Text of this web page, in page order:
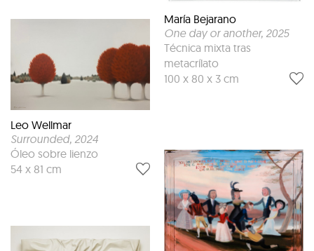
Leo Wellmar
Surrounded, 2024
Óleo sobre lienzo
54 x 81 cm
María Bejarano
One day or another, 2025
Técnica mixta tras
metacrílato
100 x 80 x 3 cm